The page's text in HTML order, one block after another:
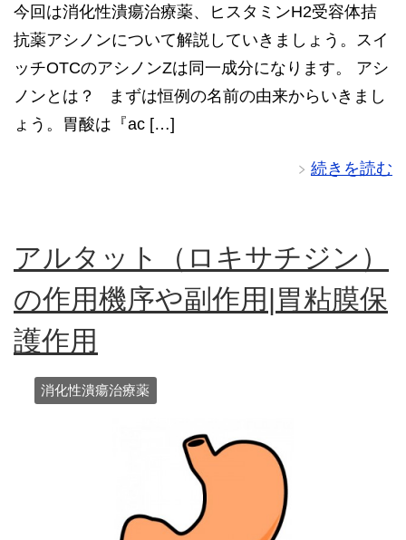
今回は消化性潰瘍治療薬、ヒスタミンH2受容体拮
抗薬アシノンについて解説していきましょう。スイ
ッチOTCのアシノンZは同一成分になります。 アシ
ノンとは？ まずは恒例の名前の由来からいきまし
ょう。胃酸は『ac […]
続きを読む
アルタット（ロキサチジン）
の作用機序や副作用|胃粘膜保
護作用
消化性潰瘍治療薬